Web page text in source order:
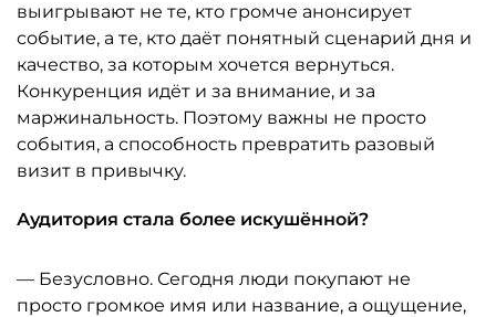
выигрывают не те, кто громче анонсирует
событие, а те, кто даёт понятный сценарий дня и
качество, за которым хочется вернуться.
Конкуренция идёт и за внимание, и за
маржинальность. Поэтому важны не просто
события, а способность превратить разовый
визит в привычку.
Аудитория стала более искушённой?
— Безусловно. Сегодня люди покупают не
просто громкое имя или название, а ощущение,